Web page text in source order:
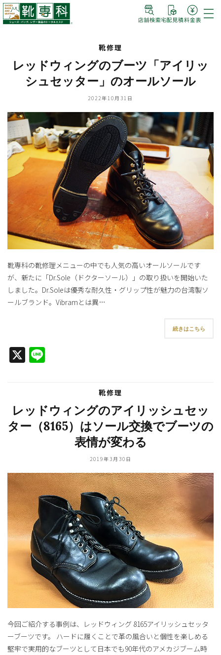
靴修理
レッドウィングのブーツ「アイリッ
シュセッター」のオールソール
2022年10月31日
靴専科の靴修理メニューの中でも人気の高いオールソールです
が、新たに「Dr.Sole（ドクターソール）」の取り扱いを開始いた
しました。Dr.Soleは優秀な耐久性・グリップ性が魅力の台湾製ソ
ールブランド。Vibramとは異…
続きはこちら
X
靴修理
レッドウィングのアイリッシュセッ
ター（8165）はソール交換でブーツの
表情が変わる
2019年3月30日
今回ご紹介する事例は、レッドウィング 8165アイリッシュセッタ
ーブーツです。 ハードに履くことで革の風合いと個性を楽しめる
堅牢で実用的なブーツとして日本でも90年代のアメカジブーム時